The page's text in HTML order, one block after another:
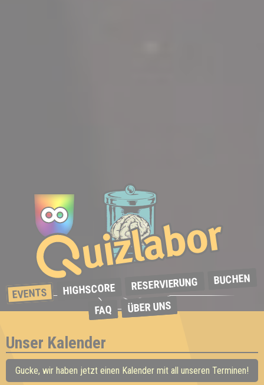
EVENTS HIGHSCORE RESERVIERUNG BUCHEN
FAQ ÜBER UNS
Unser Kalender
Gucke, wir haben jetzt einen Kalender mit all unseren Terminen!